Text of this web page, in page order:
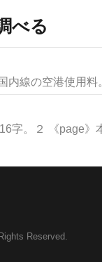
べる
内線の空港使用
字。２ 《page
Reserved.